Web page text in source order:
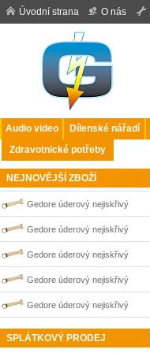
Úvodní strana O nás
Audio video Dílenské nářadí
Zdravotnické potřeby
NEJNOVĚJŠÍ ZBOŽÍ
Gedore úderový nejiskřivý
plochý klíč vyhnutý 27 mm
0100250S
Gedore úderový nejiskřivý
plochý klíč vyhnutý 32 mm
0100252S
Gedore úderový nejiskřivý
plochý klíč vyhnutý 65 mm
0100259S
Gedore úderový nejiskřivý
plochý klíč vyhnutý 36 mm
0100253S
Gedore úderový nejiskřivý
plochý klíč vyhnutý 41 mm
SPLÁTKOVÝ PRODEJ